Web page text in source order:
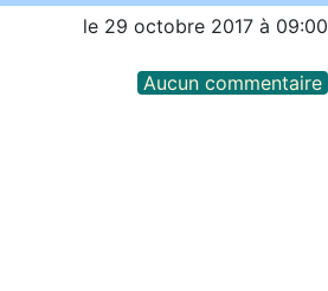
le 29 octobre 2017 à 09:00
Aucun commentaire